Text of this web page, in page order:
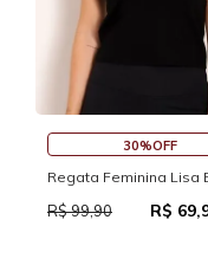
Feminina Lisa Básica
R$ 69,93